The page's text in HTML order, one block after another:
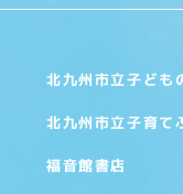
北九州市立子ども
北九州市立子育て
福音館書店